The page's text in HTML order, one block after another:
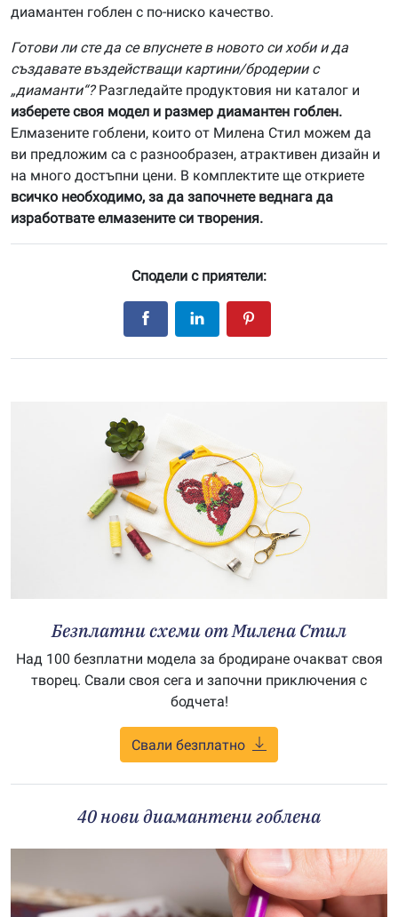
диамантен гоблен с по-ниско качество.
Готови ли сте да се впуснете в новото си хоби и да
създавате въздействащи картини/бродерии с
„диаманти“?Разгледайте продуктовия ни каталог и
изберете своя модел и размер диамантен гоблен.
Елмазените гоблени, които от Милена Стил можем да
ви предложим са с разнообразен, атрактивен дизайн и
на много достъпни цени. В комплектите ще откриете
всичко необходимо, за да започнете веднага да
изработвате елмазените си творения.
Сподели с приятели:
Безплатни схеми от Милена Стил
Над 100 безплатни модела за бродиране очакват своя
творец. Свали своя сега и започни приключения с
бодчета!
Свали безплатно
40 нови диамантени гоблена